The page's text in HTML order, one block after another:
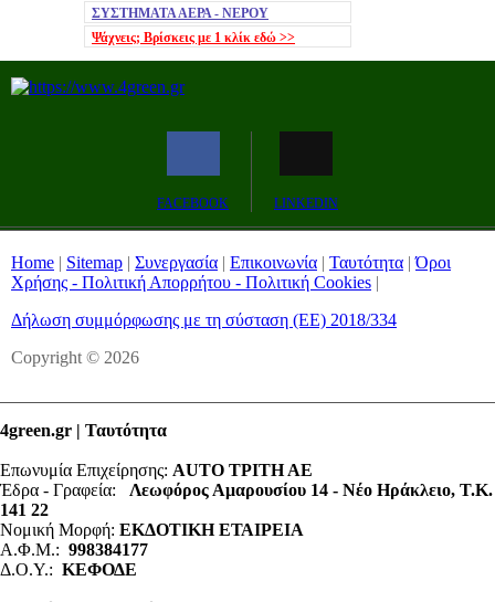
ΣΥΣΤΗΜΑΤΑ ΑΕΡΑ - ΝΕΡΟΥ
Ψάχνεις; Βρίσκεις με 1 κλίκ εδώ >>
FACEBOOK LINKEDIN
Home | Sitemap | Συνεργασία | Επικοινωνία | Ταυτότητα |Όροι
Χρήσης - Πολιτική Απορρήτου - Πολιτική Cookies |
Δήλωση συμμόρφωσης με τη σύσταση (ΕΕ) 2018/334
Copyright © 2026
4green.gr | Ταυτότητα
Επωνυμία Επιχείρησης: AUTO ΤΡΙΤΗ ΑΕ
Έδρα - Γραφεία: Λεωφόρος Αμαρουσίου 14 - Νέο Ηράκλειο, Τ.Κ.
141 22
Νομική Μορφή: ΕΚΔΟΤΙΚΗ ΕΤΑΙΡΕΙΑ
Α.Φ.Μ.: 998384177
Δ.Ο.Υ.: ΚΕΦΟΔΕ